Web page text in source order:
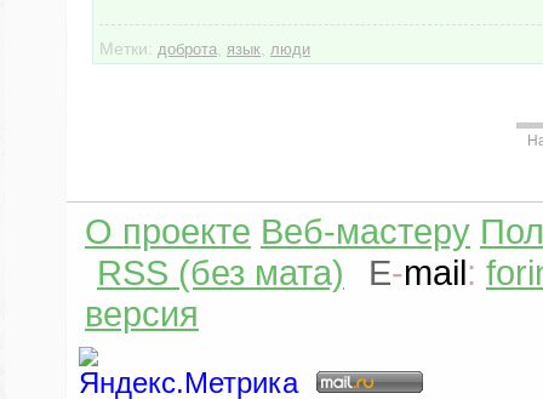
Метки: доброта язык люди
О проекте Веб-мастеру
RSS (без мата)
E-mail:
версия